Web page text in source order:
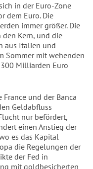
in der Euro-Zone
dem Euro. Die
immer größer. Die
den Kern, und die
aus Italien und
Sommer mit wehenden
Milliarden Euro
und der Banca
Geldabfluss
nur befördert,
einen Anstieg der
es das Kapital
die Regelungen der
der Fed in
mit goldbesicherten